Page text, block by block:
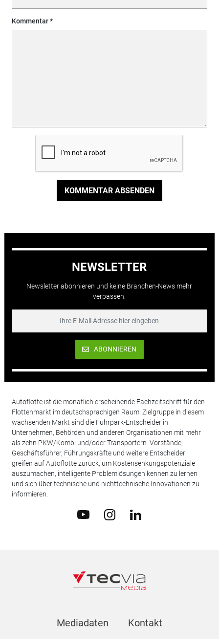
Kommentar
KOMMENTAR ABSENDEN
NEWSLETTER
Newsletter abonnieren und keine Branchen-News mehr
verpassen.
ABONNIEREN
Autoflotte ist die monatlich erscheinende Fachzeitschrift für den
Flottenmarkt im deutschsprachigen Raum. Zielgruppe in diesem
wachsenden Markt sind die Fuhrpark-Entscheider in
Unternehmen, Behörden und anderen Organisationen mit mehr
als zehn PKW/Kombi und/oder Transportern. Vorstände,
Geschäftsführer, Führungskräfte und weitere Entscheider
greifen auf Autoflotte zurück, um Kostensenkungspotenziale
auszumachen, intelligente Problemlösungen kennen zu lernen
und sich über technische und nichttechnische Innovationen zu
informieren.
Mediadaten Kontakt